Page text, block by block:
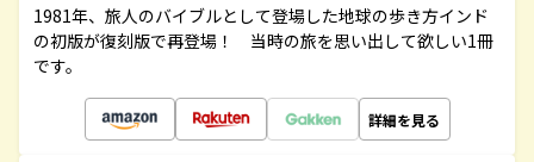
1981年、旅人のバイブルとして登場した地球の歩き方インド
の初版が復刻版で再登場！ 当時の旅を思い出して欲しい1冊
です。
詳細を見る